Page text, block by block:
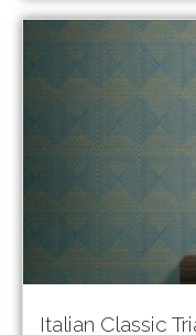
Italian Classic